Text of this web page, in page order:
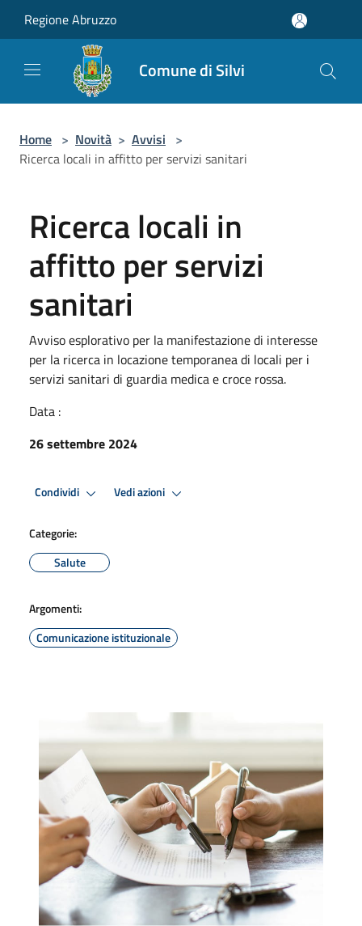
Regione Abruzzo
Comune di Silvi
Home > Novità > Avvisi >
Ricerca locali in affitto per servizi sanitari
Ricerca locali in
affitto per servizi
sanitari
Avviso esplorativo per la manifestazione di interesse
per la ricerca in locazione temporanea di locali per i
servizi sanitari di guardia medica e croce rossa.
Data :
26 settembre 2024
Condividi Vedi azioni
Categorie:
Salute
Argomenti:
Comunicazione istituzionale